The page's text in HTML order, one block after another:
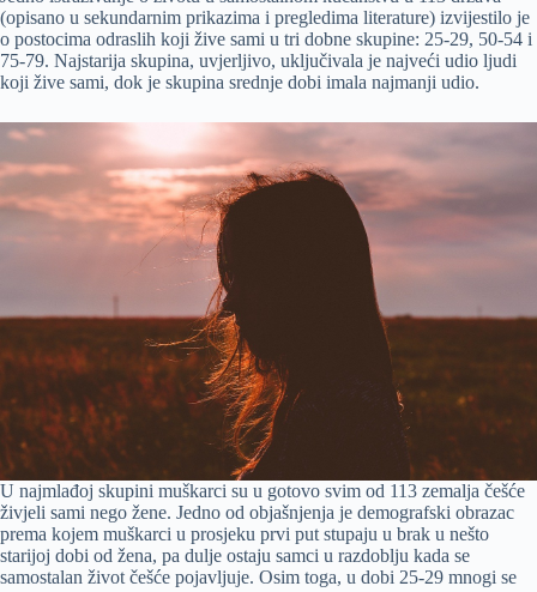
(opisano u sekundarnim prikazima i pregledima literature) izvijestilo je
o postocima odraslih koji žive sami u tri dobne skupine: 25-29, 50-54 i
75-79. Najstarija skupina, uvjerljivo, uključivala je najveći udio ljudi
koji žive sami, dok je skupina srednje dobi imala najmanji udio.
U najmlađoj skupini muškarci su u gotovo svim od 113 zemalja češće
živjeli sami nego žene. Jedno od objašnjenja je demografski obrazac
prema kojem muškarci u prosjeku prvi put stupaju u brak u nešto
starijoj dobi od žena, pa dulje ostaju samci u razdoblju kada se
samostalan život češće pojavljuje. Osim toga, u dobi 25-29 mnogi se